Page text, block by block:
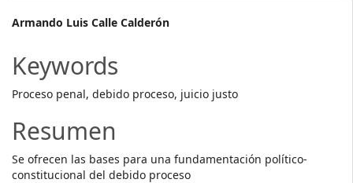
Main
Article
Content
Armando Luis Calle Calderón
Keywords
Proceso penal, debido proceso, juicio justo
Resumen
Se ofrecen las bases para una fundamentación político-
constitucional del debido proceso